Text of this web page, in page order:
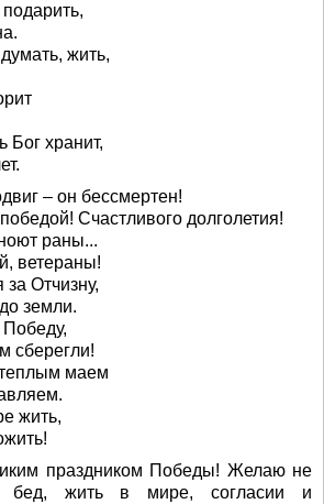
жить,
Бог хранит,
– он бессмертен!
Счастливого долголетия!
раны...
ветераны!
Отчизну,
земли.
сберегли!
маем
жить,
праздником Победы! Желаю не
бед, жить в мире, согласии и